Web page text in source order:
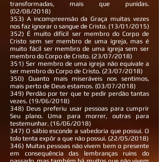
transformadas, mais que punidas.
(02/08/2018)
353) A incompreensão da Graça muitas vezes
nos faz ignorar o sangue de Cristo. (13/01/2015)
352) É muito difícil ser membro do Corpo de
Cristo sem ser membro de uma igreja, mas é
muito fácil ser membro de uma igreja sem ser
membro do Corpo de Cristo. (23/07/2018)
351) Ser membro de uma igreja não equivale a
ser membro do Corpo de Cristo. (23/07/2018)
350) Quanto mais miseráveis nos sentimos,
mais perto de Deus estamos. (03/07/2018)
349) Perdão por ter que te pedir perdão tantas
vezes. (19/06/2018)
348) Deus preferiu usar pessoas para cumprir
Seu plano. Uma para morrer, outras para
testemunhar. (16/06/2018)
347) O sábio esconde a sabedoria que possui. O
tolo tenta expôr a que não possui. (22/05/2018)
346) Muitas pessoas não vivem bem o presente
em consequência das lembranças ruins do